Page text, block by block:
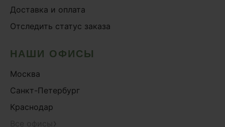
Доставка и оплата
Отследить статус заказа
НАШИ ОФИСЫ
Москва
Санкт-Петербург
Краснодар